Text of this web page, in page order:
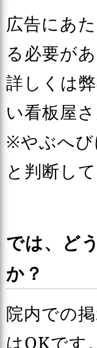
広告にあ
る必要があ
詳しくは
い看板屋
※やぶへび
と判断し
では、ど
か？
院内での
はOKです。